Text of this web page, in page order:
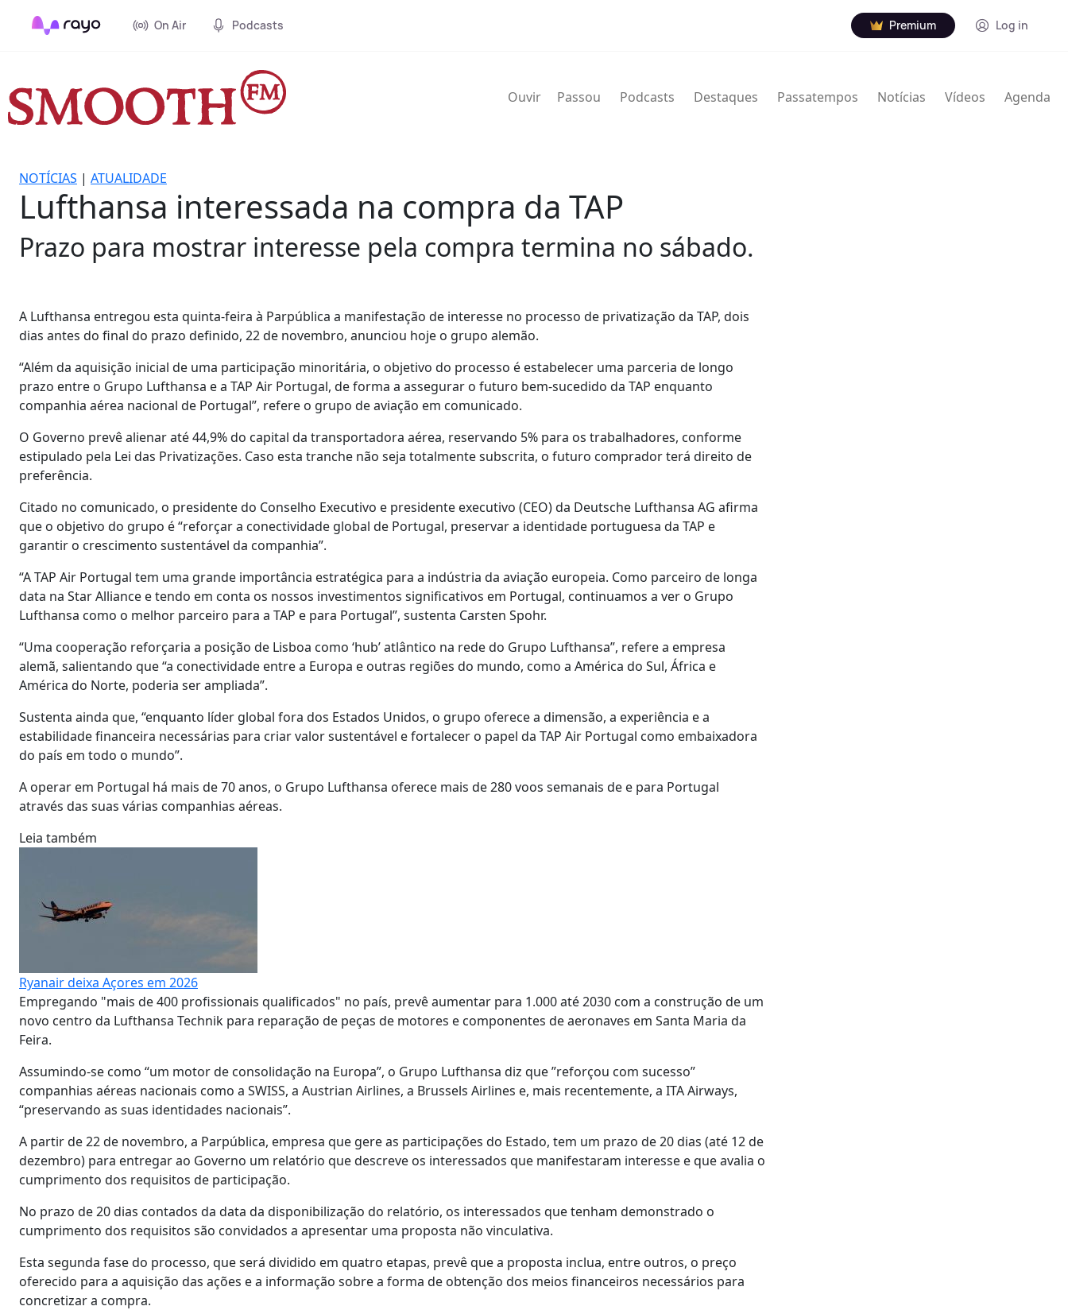
On Air Podcasts Premium Log in
Ouvir Passou Podcasts Destaques Passatempos Notícias Vídeos Agenda
NOTÍCIAS | ATUALIDADE
Lufthansa interessada na compra da TAP
Prazo para mostrar interesse pela compra termina no sábado.
A Lufthansa entregou esta quinta-feira à Parpública a manifestação de interesse no processo de privatização da TAP, dois
dias antes do final do prazo definido, 22 de novembro, anunciou hoje o grupo alemão.
“Além da aquisição inicial de uma participação minoritária, o objetivo do processo é estabelecer uma parceria de longo
prazo entre o Grupo Lufthansa e a TAP Air Portugal, de forma a assegurar o futuro bem-sucedido da TAP enquanto
companhia aérea nacional de Portugal”, refere o grupo de aviação em comunicado.
O Governo prevê alienar até 44,9% do capital da transportadora aérea, reservando 5% para os trabalhadores, conforme
estipulado pela Lei das Privatizações. Caso esta tranche não seja totalmente subscrita, o futuro comprador terá direito de
preferência.
Citado no comunicado, o presidente do Conselho Executivo e presidente executivo (CEO) da Deutsche Lufthansa AG afirma
que o objetivo do grupo é “reforçar a conectividade global de Portugal, preservar a identidade portuguesa da TAP e
garantir o crescimento sustentável da companhia”.
“A TAP Air Portugal tem uma grande importância estratégica para a indústria da aviação europeia. Como parceiro de longa
data na Star Alliance e tendo em conta os nossos investimentos significativos em Portugal, continuamos a ver o Grupo
Lufthansa como o melhor parceiro para a TAP e para Portugal”, sustenta Carsten Spohr.
“Uma cooperação reforçaria a posição de Lisboa como ‘hub’ atlântico na rede do Grupo Lufthansa”, refere a empresa
alemã, salientando que “a conectividade entre a Europa e outras regiões do mundo, como a América do Sul, África e
América do Norte, poderia ser ampliada”.
Sustenta ainda que, “enquanto líder global fora dos Estados Unidos, o grupo oferece a dimensão, a experiência e a
estabilidade financeira necessárias para criar valor sustentável e fortalecer o papel da TAP Air Portugal como embaixadora
do país em todo o mundo”.
A operar em Portugal há mais de 70 anos, o Grupo Lufthansa oferece mais de 280 voos semanais de e para Portugal
através das suas várias companhias aéreas.
Leia também
Ryanair deixa Açores em 2026
Empregando "mais de 400 profissionais qualificados" no país, prevê aumentar para 1.000 até 2030 com a construção de um
novo centro da Lufthansa Technik para reparação de peças de motores e componentes de aeronaves em Santa Maria da
Feira.
Assumindo-se como “um motor de consolidação na Europa”, o Grupo Lufthansa diz que ”reforçou com sucesso”
companhias aéreas nacionais como a SWISS, a Austrian Airlines, a Brussels Airlines e, mais recentemente, a ITA Airways,
“preservando as suas identidades nacionais”.
A partir de 22 de novembro, a Parpública, empresa que gere as participações do Estado, tem um prazo de 20 dias (até 12 de
dezembro) para entregar ao Governo um relatório que descreve os interessados que manifestaram interesse e que avalia o
cumprimento dos requisitos de participação.
No prazo de 20 dias contados da data da disponibilização do relatório, os interessados que tenham demonstrado o
cumprimento dos requisitos são convidados a apresentar uma proposta não vinculativa.
Esta segunda fase do processo, que será dividido em quatro etapas, prevê que a proposta inclua, entre outros, o preço
oferecido para a aquisição das ações e a informação sobre a forma de obtenção dos meios financeiros necessários para
concretizar a compra.